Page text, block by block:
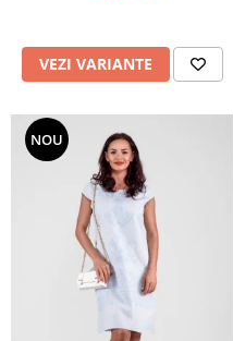
VEZI VARIANTE
NOU